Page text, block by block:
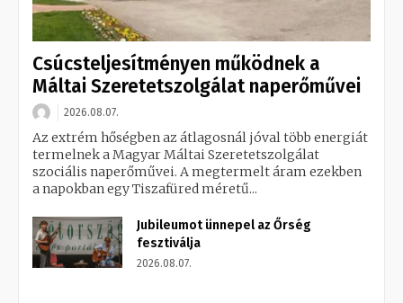
Csúcsteljesítményen működnek a
Máltai Szeretetszolgálat naperőművei
2026.08.07.
Az extrém hőségben az átlagosnál jóval több energiát
termelnek a Magyar Máltai Szeretetszolgálat
szociális naperőművei. A megtermelt áram ezekben
a napokban egy Tiszafüred méretű...
Jubileumot ünnepel az Őrség
fesztiválja
2026.08.07.